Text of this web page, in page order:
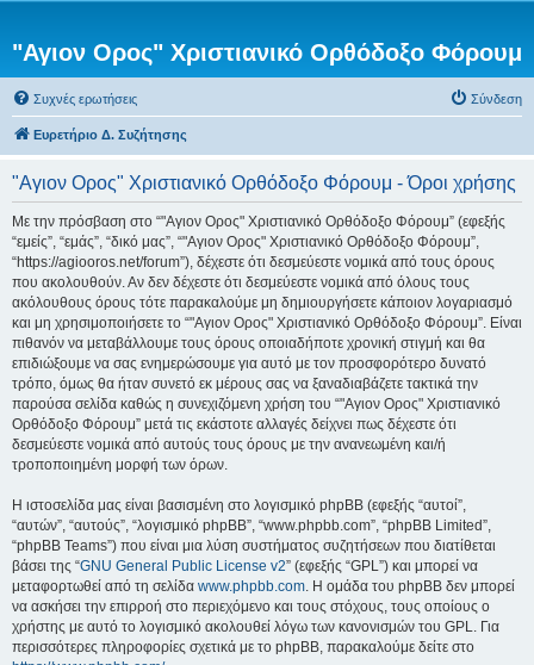
"Αγιον Ορος" Χριστιανικό Ορθόδοξο Φόρουμ
Συχνές ερωτήσεις Σύνδεση
Ευρετήριο Δ. Συζήτησης
"Αγιον Ορος" Χριστιανικό Ορθόδοξο Φόρουμ - Όροι χρήσης
Με την πρόσβαση στο “"Αγιον Ορος" Χριστιανικό Ορθόδοξο Φόρουμ” (εφεξής
“εμείς”, “εμάς”, “δικό μας”, “"Αγιον Ορος" Χριστιανικό Ορθόδοξο Φόρουμ”,
“https://agiooros.net/forum”), δέχεστε ότι δεσμεύεστε νομικά από τους όρους
που ακολουθούν. Αν δεν δέχεστε ότι δεσμεύεστε νομικά από όλους τους
ακόλουθους όρους τότε παρακαλούμε μη δημιουργήσετε κάποιον λογαριασμό
και μη χρησιμοποιήσετε το “"Αγιον Ορος" Χριστιανικό Ορθόδοξο Φόρουμ”. Είναι
πιθανόν να μεταβάλλουμε τους όρους οποιαδήποτε χρονική στιγμή και θα
επιδιώξουμε να σας ενημερώσουμε για αυτό με τον προσφορότερο δυνατό
τρόπο, όμως θα ήταν συνετό εκ μέρους σας να ξαναδιαβάζετε τακτικά την
παρούσα σελίδα καθώς η συνεχιζόμενη χρήση του “"Αγιον Ορος" Χριστιανικό
Ορθόδοξο Φόρουμ” μετά τις εκάστοτε αλλαγές δείχνει πως δέχεστε ότι
δεσμεύεστε νομικά από αυτούς τους όρους με την ανανεωμένη και/ή
τροποποιημένη μορφή των όρων.
Η ιστοσελίδα μας είναι βασισμένη στο λογισμικό phpBB (εφεξής “αυτοί”,
“αυτών”, “αυτούς”, “λογισμικό phpBB”, “www.phpbb.com”, “phpBB Limited”,
“phpBB Teams”) που είναι μια λύση συστήματος συζητήσεων που διατίθεται
βάσει της “GNU General Public License v2” (εφεξής “GPL”) και μπορεί να
μεταφορτωθεί από τη σελίδα www.phpbb.com. Η ομάδα του phpBB δεν μπορεί
να ασκήσει την επιρροή στο περιεχόμενο και τους στόχους, τους οποίους ο
χρήστης με αυτό το λογισμικό ακολουθεί λόγω των κανονισμών του GPL. Για
περισσότερες πληροφορίες σχετικά με το phpBB, παρακαλούμε δείτε στο